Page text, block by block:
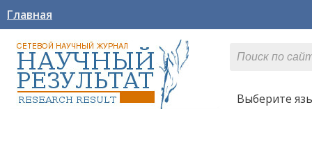
Главная
Выберите